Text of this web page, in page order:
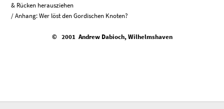
& Rücken herausziehen
/ Anhang: Wer löst den Gordischen Knoten?
© 2001 Andrew Dabioch, Wilhelmshaven